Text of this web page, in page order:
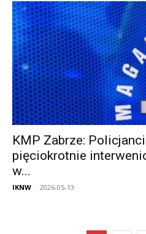
KMP Zabrze:
pięciokrotnie
w...
IKNW - 2026-05-13